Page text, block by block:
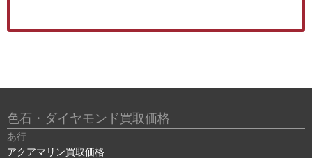
色石・ダイヤモンド買取価格
あ行
アクアマリン買取価格